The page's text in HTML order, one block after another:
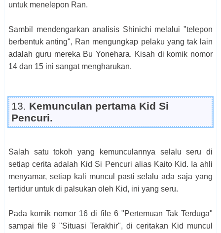
untuk menelepon Ran.
Sambil mendengarkan analisis Shinichi melalui "telepon
berbentuk anting", Ran mengungkap pelaku yang tak lain
adalah guru mereka Bu Yonehara. Kisah di komik nomor
14 dan 15 ini sangat mengharukan.
13. Kemunculan pertama Kid Si
Pencuri.
Salah satu tokoh yang kemunculannya selalu seru di
setiap cerita adalah Kid Si Pencuri alias Kaito Kid. Ia ahli
menyamar, setiap kali muncul pasti selalu ada saja yang
tertidur untuk di palsukan oleh Kid, ini yang seru.
Pada komik nomor 16 di file 6 "Pertemuan Tak Terduga"
sampai file 9 "Situasi Terakhir", di ceritakan Kid muncul